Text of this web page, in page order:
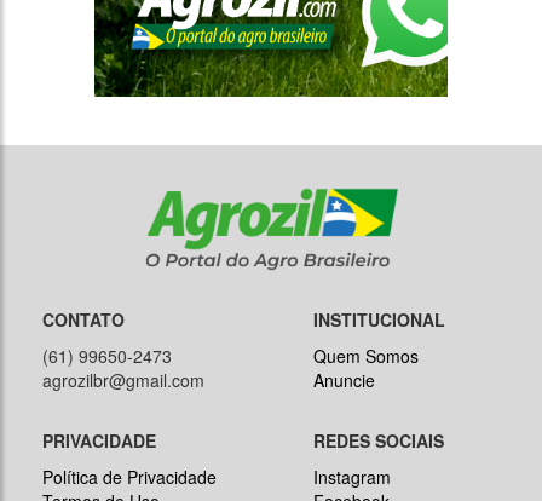
(61) 99650-2473
agrozilbr@gmail.com
Quem Somos
Anuncie
Política de Privacidade
Termos de Uso
Instagram
Facebook